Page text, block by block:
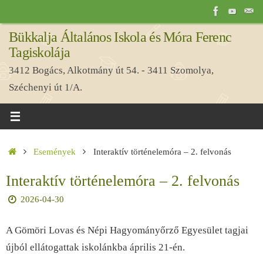
a
tartalomra
Bükkalja Általános Iskola és Móra Ferenc
Tagiskolája
3412 Bogács, Alkotmány út 54. - 3411 Szomolya,
Széchenyi út 1/A.
HomeEsemények Interaktív történelemóra – 2. felvonás
Interaktív történelemóra – 2. felvonás
2026-04-30
A Gömöri Lovas és Népi Hagyományőrző Egyesület tagjai
újból ellátogattak iskolánkba április 21-én.